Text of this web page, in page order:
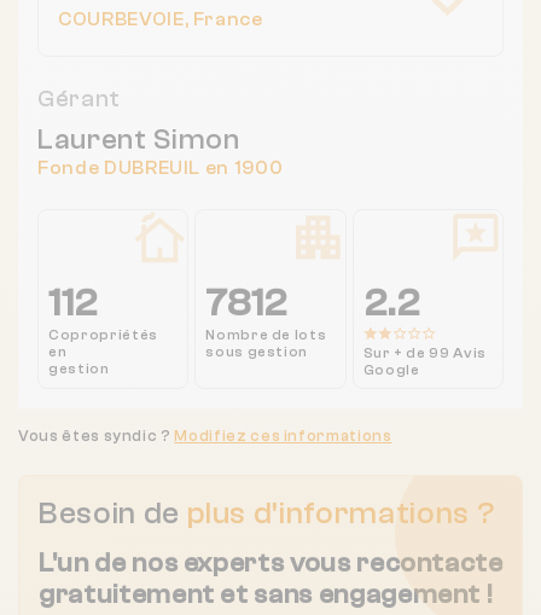
COURBEVOIE, France
Gérant
Laurent Simon
Fonde DUBREUIL en 1900
112
Copropriétés
en
gestion
7812
Nombre de lots
sous gestion
2.2
Sur + de 99 Avis
Google
Besoin de plus d'informations ?
L'un de nos experts vous recontacte
gratuitement et sans engagement !
Vous êtes syndic ? Modifiez ces informations